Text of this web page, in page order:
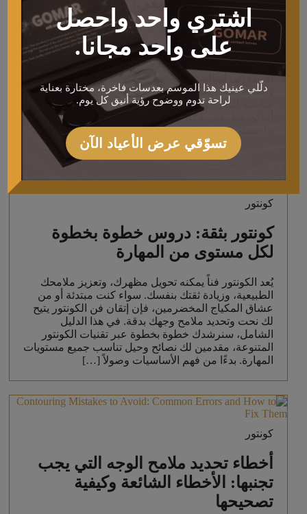
دون مبالغة
أصبح الكونتور جزءًا أساسيًا في عالم الجمال خلال العقد
الأخير، حيث تطور من الإطلالات الدرامية في عروض
الأزياء إلى أساليب ناعمة تُبرز الملامح دون أن تكون
واضحة جدًا. وبينما تبدو الزوايا الحادة والكونتور القوي
مناسبة للصور والمناسبات، فإن المكياج اليومي في
أماكن مثل دبي وعبر الإمارات العربية المتحدة UAE غالبًا
ما يتطلب لمسة أكثر نعومة […]
كونتور
كونتور بثقة: دروس خطوة بخطوة
لكل مستوى من المهارة
يُعد الكونتور فناً يمكنه تحويل مظهرك، وتعزيز ملامحك
الطبيعية، وزيادة ثقتك بنفسك. سواء كنت مبتدئة أو من
عشاق المكياج المخضرمين، فإن إتقان فن الكونتور يتيح
لك نحت وتحديد ملامح وجهك بدقة. في هذا الدليل
الشامل، سنرشدك خطوة بخطوة عبر تقنيات الكونتور
المتنوعة، مقدمين لك نصائح وحيل تناسب جميع مستويات
المهارة. بدءًا من فهم الأساسيات وصولاً […]
كونتور
أخطاء تحديد ملامح الوجه التي يجب
تجنبها: الأخطاء الشائعة وكيفية
تصحيحها
اشتري واحد واحصل
على واحد مجانا.
دلّلي عينيك هذا الموسم بعدسات فاخرة، مختارة بعناية
لراحة تدوم ووضوح رؤية أنيق كل يوم.
تسوّقي عرض الأعياد الآن